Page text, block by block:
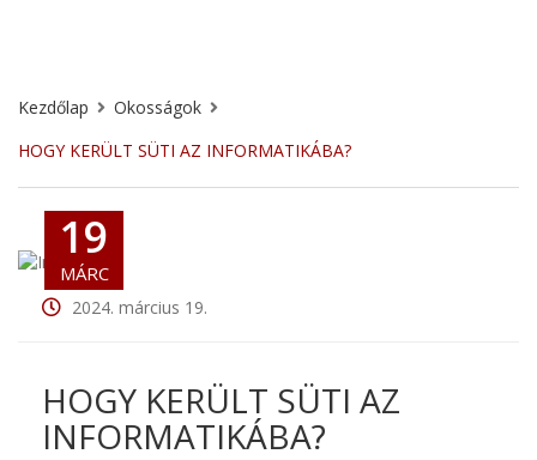
Kezdőlap
Okosságok
HOGY KERÜLT SÜTI AZ INFORMATIKÁBA?
19
MÁRC
2024. március 19.
HOGY KERÜLT SÜTI AZ
INFORMATIKÁBA?